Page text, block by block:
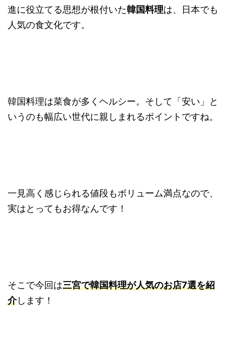
進に役立てる思想が根付いた韓国料理は、日本でも
人気の食文化です。
韓国料理は菜食が多くヘルシー。そして「安い」と
いうのも幅広い世代に親しまれるポイントですね。
一見高く感じられる値段もボリューム満点なので、
実はとってもお得なんです！
そこで今回は三宮で韓国料理が人気のお店7選を紹
介します！